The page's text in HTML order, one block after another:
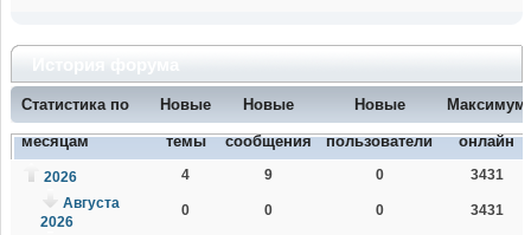
Статистика по
месяцам
Новые
темы
Новые
сообщения
Новые
пользователи
Максимум
онлайн
2026 4 9 0
3431
Августа
2026
0 0 0 3431